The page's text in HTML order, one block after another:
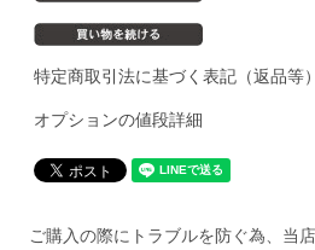
特定商取引法に基づく表記（返品等）
オプションの値段詳細
ご購入の際にトラブルを防ぐ為、当